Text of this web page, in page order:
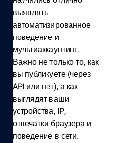
выявлять
автоматизированное
поведение и
мультиаккаунтинг.
Важно не только то, как
вы публикуете (через
API или нет), а как
выглядят ваши
устройства, IP,
отпечатки браузера и
поведение в сети.